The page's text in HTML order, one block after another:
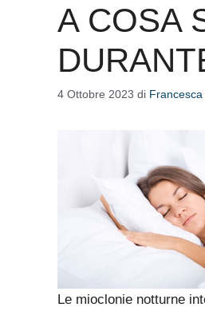
A COSA
4 Ottobre 2023 di Francesca
Le mioclonie notturne